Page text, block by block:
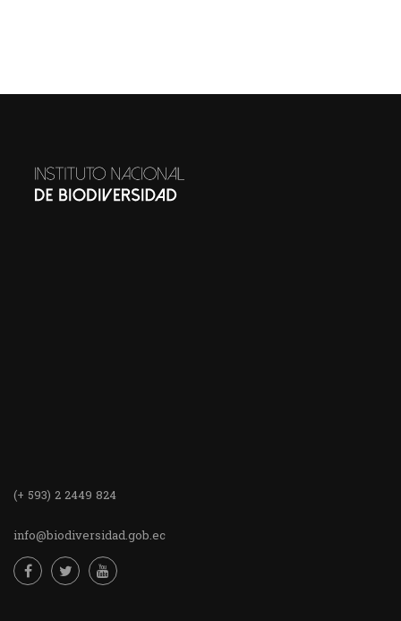
(+ 593) 2 2449 824
info@biodiversidad.gob.ec